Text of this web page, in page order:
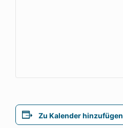
Zu Kalender hinzufügen